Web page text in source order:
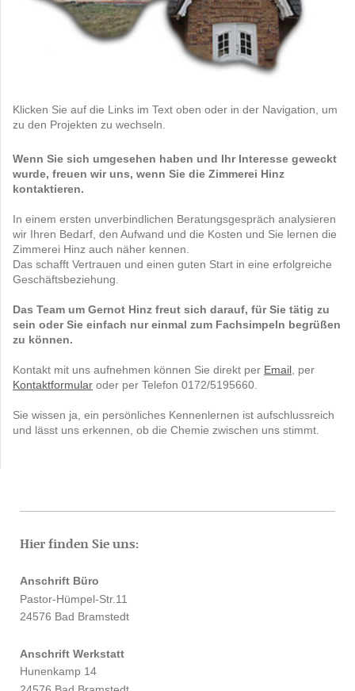
Klicken Sie auf die Links im Text oben oder in der Navigation, um
zu den Projekten zu wechseln.
Wenn Sie sich umgesehen haben und Ihr Interesse geweckt
wurde, freuen wir uns, wenn Sie die Zimmerei Hinz
kontaktieren.
In einem ersten unverbindlichen Beratungsgespräch analysieren
wir Ihren Bedarf, den Aufwand und die Kosten und Sie lernen die
Zimmerei Hinz auch näher kennen.
Das schafft Vertrauen und einen guten Start in eine erfolgreiche
Geschäftsbeziehung.
Das Team um Gernot Hinz freut sich darauf, für Sie tätig zu
sein oder Sie einfach nur einmal zum Fachsimpeln begrüßen
zu können.
Kontakt mit uns aufnehmen können Sie direkt per Email , per
Kontaktformular oder per Telefon 0172/5195660.
Sie wissen ja, ein persönliches Kennenlernen ist aufschlussreich
und lässt uns erkennen, ob die Chemie zwischen uns stimmt.
Hier finden Sie uns:
Anschrift Büro
Pastor-Hümpel-Str.11
24576 Bad Bramstedt
Anschrift Werkstatt
Hunenkamp 14